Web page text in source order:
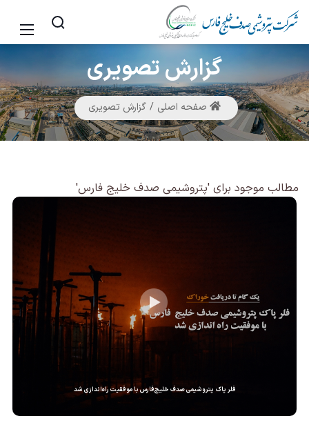
گزارشتصویری
صفحه اصلی گزارش تصویری
مطالب موجود برای 'پتروشیمی صدف خلیج فارس'
فلر پاک پتروشیمی صدف خلیج‌فارس با موفقیت راه‌اندازی شد